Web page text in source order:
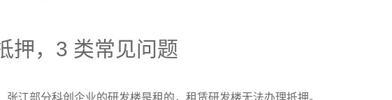
押，3 类常见问题
张江部分科创企业的研发楼是租的，租赁研发楼无法办理抵押。